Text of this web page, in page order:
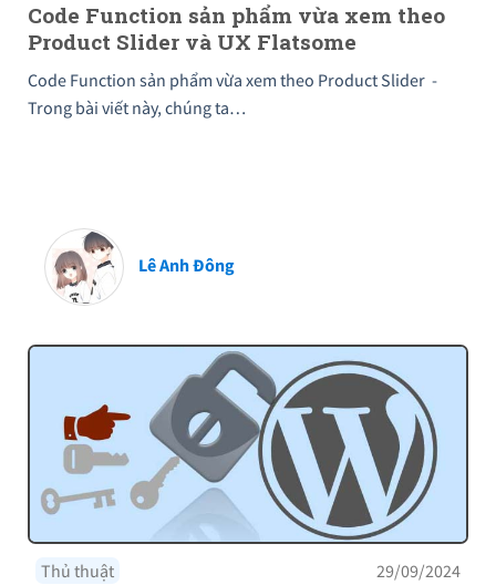
Code Function sản phẩm vừa xem theo
Product Slider và UX Flatsome
Code Function sản phẩm vừa xem theo Product Slider -
Trong bài viết này, chúng ta…
Lê Anh Đông
Thủ thuật 29/09/2024